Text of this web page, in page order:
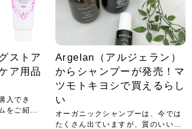
ストア
ア用品
入でき
をご紹介
Argelan（アルジェラン）
からシャンプーが発売！マ
ツモトキヨシで買えるらし
い
オーガニックシャンプーは、今では
たくさん出ていますが、質のいいも